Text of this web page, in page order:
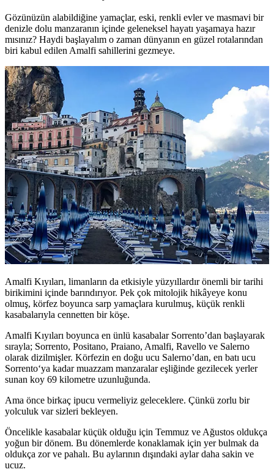
Gözünüzün alabildiğine yamaçlar, eski, renkli evler ve masmavi bir
denizle dolu manzaranın içinde geleneksel hayatı yaşamaya hazır
mısınız? Haydi başlayalım o zaman dünyanın en güzel rotalarından
biri kabul edilen Amalfi sahillerini gezmeye.
Amalfi Kıyıları, limanların da etkisiyle yüzyıllardır önemli bir tarihi
birikimini içinde barındırıyor. Pek çok mitolojik hikâyeye konu
olmuş, körfez boyunca sarp yamaçlara kurulmuş, küçük renkli
kasabalarıyla cennetten bir köşe.
Amalfi Kıyıları boyunca en ünlü kasabalar Sorrento’dan başlayarak
sırayla; Sorrento, Positano, Praiano, Amalfi, Ravello ve Salerno
olarak dizilmişler. Körfezin en doğu ucu Salerno’dan, en batı ucu
Sorrento‘ya kadar muazzam manzaralar eşliğinde gezilecek yerler
sunan koy 69 kilometre uzunluğunda.
Ama önce birkaç ipucu vermeliyiz geleceklere. Çünkü zorlu bir
yolculuk var sizleri bekleyen.
Öncelikle kasabalar küçük olduğu için Temmuz ve Ağustos oldukça
yoğun bir dönem. Bu dönemlerde konaklamak için yer bulmak da
oldukça zor ve pahalı. Bu aylarının dışındaki aylar daha sakin ve
ucuz.